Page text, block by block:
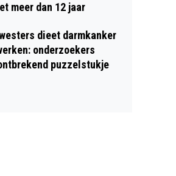
meer dan 12 jaar
dieet darmkanker
onderzoekers
puzzelstukje